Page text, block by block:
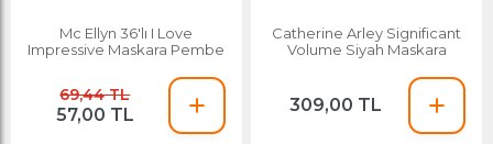
Mc Ellyn 36'lı I Love
Impressive Maskara Pembe
69,44 TL
57,00 TL
Catherine Arley Significant
Volume Siyah Maskara
309,00 TL